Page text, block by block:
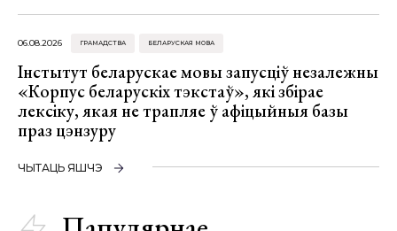
06.08.2026 ГРАМАДСТВА БЕЛАРУСКАЯ МОВА
Інстытут беларускае мовы запусціў незалежны
«Корпус беларускіх тэкстаў», які збірае
лексіку, якая не трапляе ў афіцыйныя базы
праз цэнзуру
ЧЫТАЦЬ ЯШЧЭ